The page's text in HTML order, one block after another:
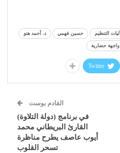
حسين فهمي د. أحمد هنو
واجهة حضارية
Twitter
القادم بوست
في برنامج (دولة التلاوة)
القارئ البريطاني محمد
أيوب عاصف يطرح مناظرة
تسحر القلوب